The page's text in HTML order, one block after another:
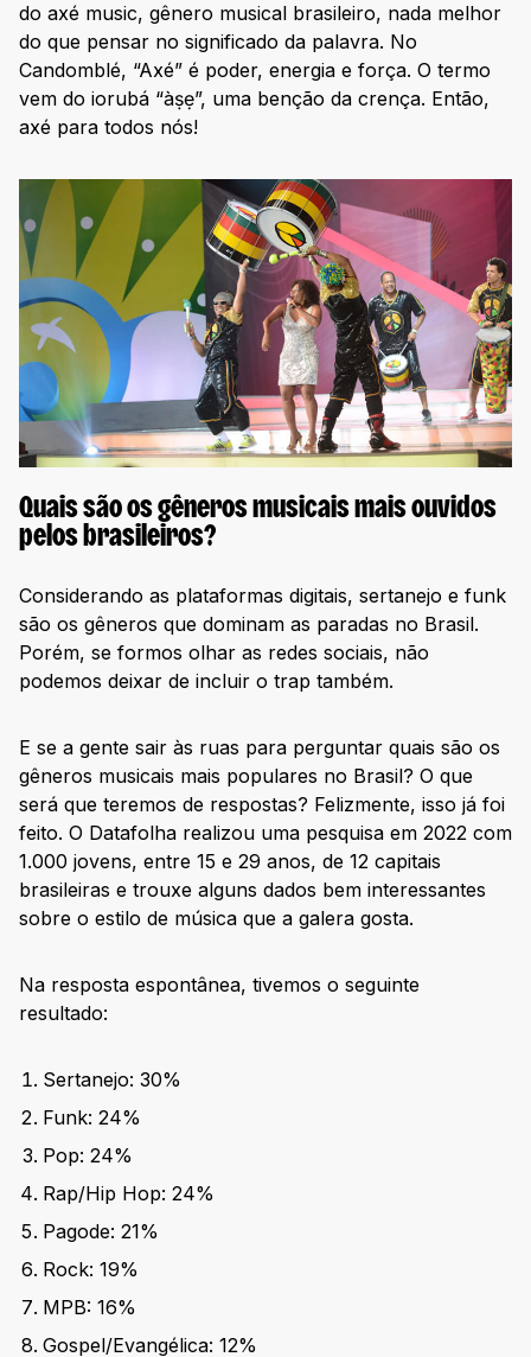
do axé music, gênero musical brasileiro, nada melhor
do que pensar no significado da palavra. No
Candomblé, “Axé” é poder, energia e força. O termo
vem do iorubá “àṣẹ”, uma benção da crença. Então,
axé para todos nós!
Quais são os gêneros musicais mais ouvidos
pelos brasileiros?
Considerando as plataformas digitais, sertanejo e funk
são os gêneros que dominam as paradas no Brasil.
Porém, se formos olhar as redes sociais, não
podemos deixar de incluir o trap também.
E se a gente sair às ruas para perguntar quais são os
gêneros musicais mais populares no Brasil? O que
será que teremos de respostas? Felizmente, isso já foi
feito. O Datafolha realizou uma pesquisa em 2022 com
1.000 jovens, entre 15 e 29 anos, de 12 capitais
brasileiras e trouxe alguns dados bem interessantes
sobre o estilo de música que a galera gosta.
Na resposta espontânea, tivemos o seguinte
resultado:
Sertanejo: 30%
Funk: 24%
Pop: 24%
Rap/Hip Hop: 24%
Pagode: 21%
Rock: 19%
MPB: 16%
Gospel/Evangélica: 12%